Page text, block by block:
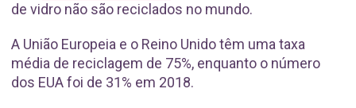
de vidro não são reciclados no mundo.
A União Europeia e o Reino Unido têm uma taxa
média de reciclagem de 75%, enquanto o número
dos EUA foi de 31% em 2018.